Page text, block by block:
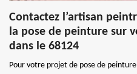
Contactez l’artisan
la pose de peinture sur
dans le 68124
Pour votre projet de pose de